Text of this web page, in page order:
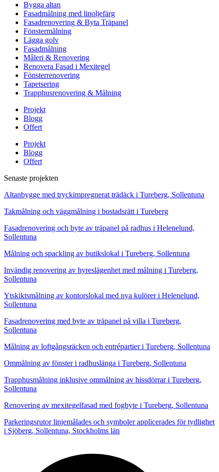
Bygga altan
Fasadmålning med linoljefärg
Fasadrenovering & Byta Träpanel
Fönstermålning
Lägga golv
Fasadmålning
Måleri & Renovering
Renovera Fasad i Mexitegel
Fönsterrenovering
Tapetsering
Trapphusrenovering & Målning
Projekt
Blogg
Offert
Projekt
Blogg
Offert
Senaste projekten
Altanbygge med tryckimpregnerat trädäck i Tureberg, Sollentuna
Takmålning och väggmålning i bostadsrätt i Tureberg
Fasadrenovering och byte av träpanel på radhus i Helenelund,
Sollentuna
Målning och spackling av butikslokal i Tureberg, Sollentuna
Invändig renovering av hyreslägenhet med målning i Tureberg,
Sollentuna
Ytskiktsmålning av kontorslokal med nya kulörer i Helenelund,
Sollentuna
Fasadrenovering med byte av träpanel på villa i Tureberg,
Sollentuna
Målning av loftgångsräcken och entrépartier i Tureberg, Sollentuna
Ommålning av fönster i radhuslänga i Tureberg, Sollentuna
Trapphusmålning inklusive ommålning av hissdörrar i Tureberg,
Sollentuna
Renovering av mexitegelfasad med fogbyte i Tureberg, Sollentuna
Parkeringsrutor linjemålades och symboler applicerades för tydlighet
i Sjöberg, Sollentuna, Stockholms län